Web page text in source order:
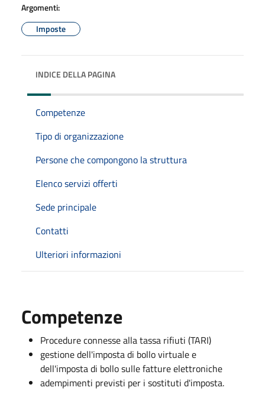
Argomenti:
Imposte
INDICE DELLA PAGINA
Competenze
Tipo di organizzazione
Persone che compongono la struttura
Elenco servizi offerti
Sede principale
Contatti
Ulteriori informazioni
Competenze
Procedure connesse alla tassa rifiuti (TARI)
gestione dell'imposta di bollo virtuale e
dell'imposta di bollo sulle fatture elettroniche
adempimenti previsti per i sostituti d'imposta.